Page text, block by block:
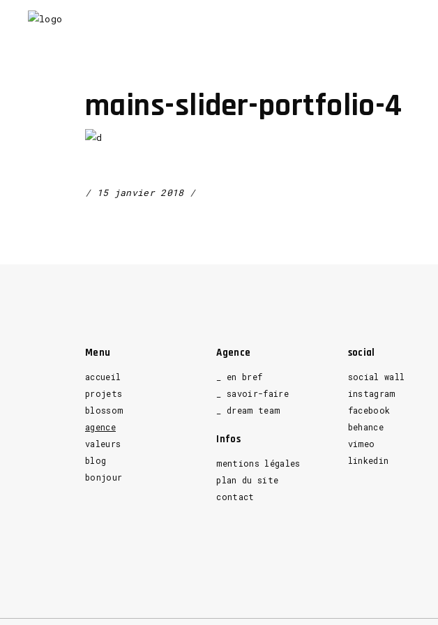
mains-slider-portfolio-4
15 janvier 2018
Menu
accueil
projets
blossom
agence
valeurs
blog
bonjour
Agence
_ en bref
_ savoir-faire
_ dream team
Infos
mentions légales
plan du site
contact
social
social wall
instagram
facebook
behance
vimeo
linkedin